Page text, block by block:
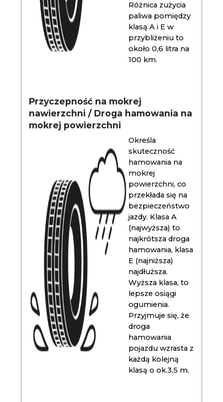
Różnica zużycia
paliwa pomiędzy
klasą A i E w
przybliżeniu to
około 0,6 litra na
100 km.
Przyczepność na mokrej
nawierzchni / Droga hamowania na
mokrej powierzchni
Określa
skuteczność
hamowania na
mokrej
powierzchni, co
przekłada się na
bezpieczeństwo
jazdy. Klasa A
(najwyższa) to
najkrótsza droga
hamowania, klasa
E (najniższa)
najdłuższa.
Wyższa klasa, to
lepsze osiągi
ogumienia.
Przyjmuje się, że
droga
hamowania
pojazdu wzrasta z
każdą kolejną
klasą o ok.3,5 m.